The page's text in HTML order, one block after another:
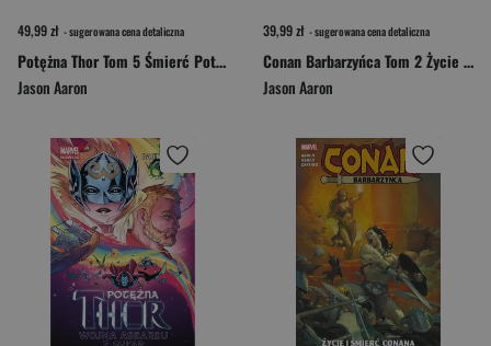
49,99 zł - sugerowana cena detaliczna
Potężna Thor Tom 5 Śmierć Potężnej Thor
Jason Aaron
39,99 zł - sugerowana cena detaliczna
Conan Barbarzyńca Tom 2 Życie i śmierć Conana
Jason Aaron